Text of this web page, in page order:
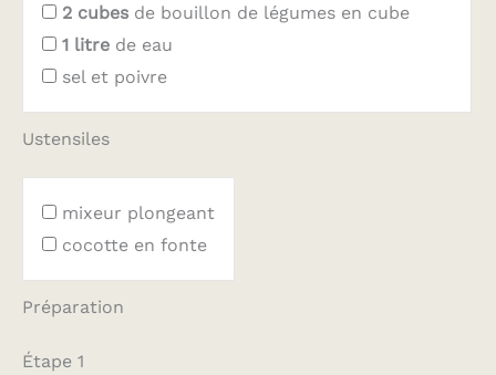
2 cubes de bouillon de légumes en cube
1 litre de eau
sel et poivre
Ustensiles
mixeur plongeant
cocotte en fonte
Préparation
Étape 1